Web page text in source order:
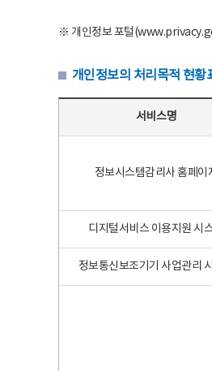
※ 개인정보 포털
개인정보의 처리목적 현황
서비스명
정보시스템감리사 홈페이
디지털서비스 이용지원 시
정보통신보조기기 사업관리